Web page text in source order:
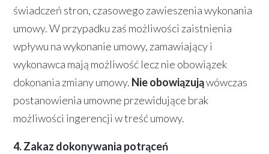
świadczeń stron, czasowego zawieszenia wykonania
umowy. W przypadku zaś możliwości zaistnienia
wpływu na wykonanie umowy, zamawiający i
wykonawca mają możliwość lecz nie obowiązek
dokonania zmiany umowy. Nie obowiązująwówczas
postanowienia umowne przewidujące brak
możliwości ingerencji w treść umowy.
4. Zakaz dokonywania potrąceń